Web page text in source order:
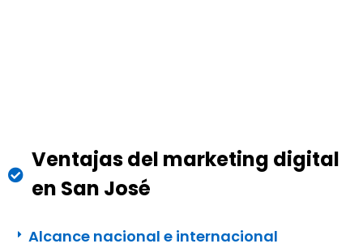
Ventajas del marketing digital
en San José
Alcance nacional e internacional